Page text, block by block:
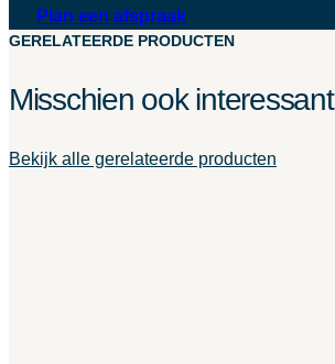
Plan een afspraak
GERELATEERDE PRODUCTEN
Misschien ook interessant
Bekijk alle gerelateerde producten